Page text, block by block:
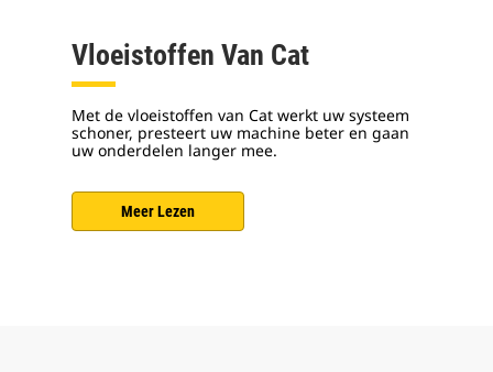
Vloeistoffen Van Cat
Met de vloeistoffen van Cat werkt uw systeem
schoner, presteert uw machine beter en gaan
uw onderdelen langer mee.
Meer Lezen